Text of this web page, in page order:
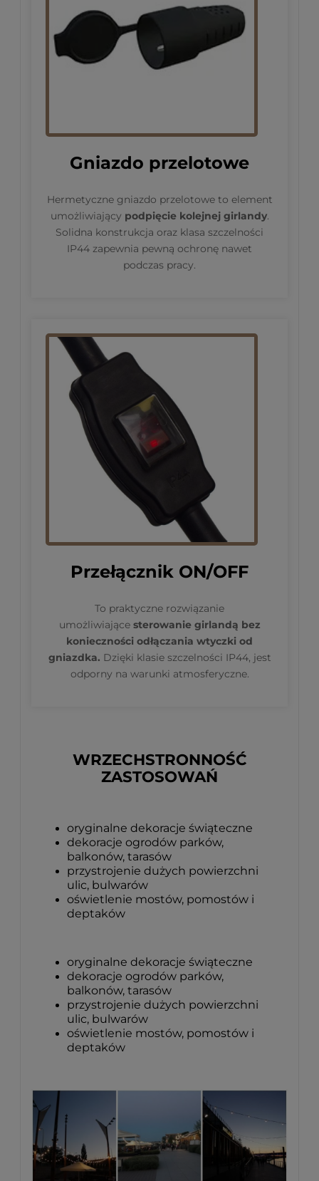
Gniazdo przelotowe
Hermetyczne gniazdo przelotowe to element
umożliwiający podpięcie kolejnej girlandy.
Solidna konstrukcja oraz klasa szczelności
IP44 zapewnia pewną ochronę nawet
podczas pracy.
Przełącznik ON/OFF
To praktyczne rozwiązanie
umożliwiające sterowanie girlandą bez
konieczności odłączania wtyczki od
gniazdka. Dzięki klasie szczelności IP44, jest
odporny na warunki atmosferyczne.
WRZECHSTRONNOŚĆ
ZASTOSOWAŃ
oryginalne dekoracje świąteczne
dekoracje ogrodów parków,
balkonów, tarasów
przystrojenie dużych powierzchni
ulic, bulwarów
oświetlenie mostów, pomostów i
deptaków
oryginalne dekoracje świąteczne
dekoracje ogrodów parków,
balkonów, tarasów
przystrojenie dużych powierzchni
ulic, bulwarów
oświetlenie mostów, pomostów i
deptaków